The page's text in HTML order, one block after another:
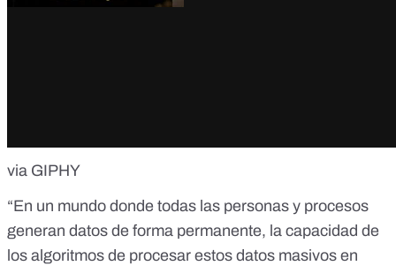
via GIPHY
“En un mundo donde todas las personas y procesos
generan datos de forma permanente, la capacidad de
los algoritmos de procesar estos datos masivos en